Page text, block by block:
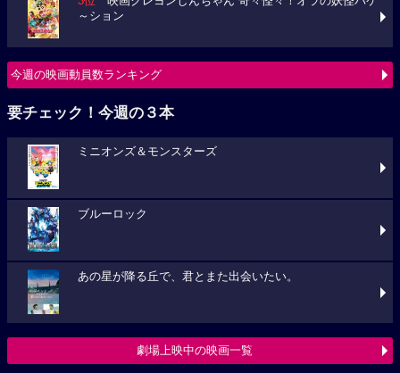
～ション
今週の映画動員数ランキング
要チェック！今週の３本
ミニオンズ＆モンスターズ
ブルーロック
あの星が降る丘で、君とまた出会いたい。
劇場上映中の映画一覧